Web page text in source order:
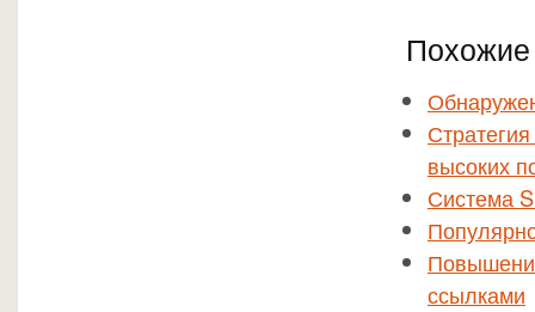
Похожие
высоких
Система
ссылками